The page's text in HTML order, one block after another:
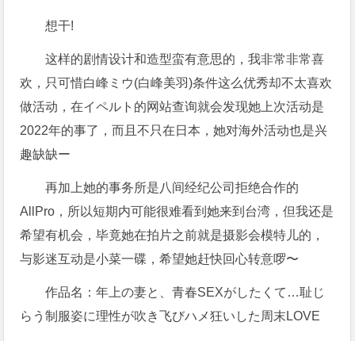
想干!
这样的剧情设计和造型蛮有意思的，我非常非常喜
欢，只可惜白峰ミウ(白峰美羽)条件这么优秀却不太喜欢
做活动，在イペルト的网站查询就会发现她上次活动是
2022年的事了，而且不只在日本，她对海外活动也是兴
趣缺缺ー
再加上她的事务所是八间经纪公司拒绝合作的
AllPro，所以短期内可能很难看到她来到台湾，但我还是
希望有机会，毕竟她在拍片之前就是摄影会模特儿的，
与影迷互动是小菜一碟，希望她赶快回心转意啰〜
作品名：年上の妻と、青春SEXがしたくて…耻じ
らう制服姿に理性が吹き飞びハメ狂いした周末LOVE